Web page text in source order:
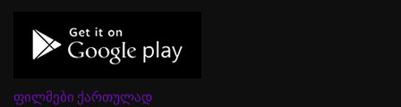
ფილმები ქართულად